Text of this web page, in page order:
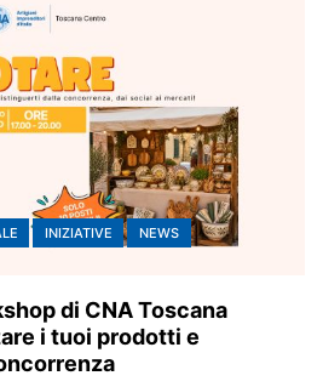
INIZIATIVE NEWS
di CNA Toscana
i tuoi prodotti e